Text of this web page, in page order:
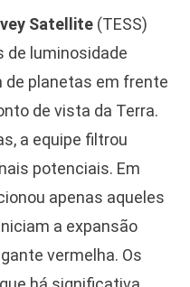
Satellite(TESS)
de luminosidade
de planetas em frente
de vista da Terra.
a equipe filtrou
potenciais. Em
apenas aqueles
a expansão
vermelha. Os